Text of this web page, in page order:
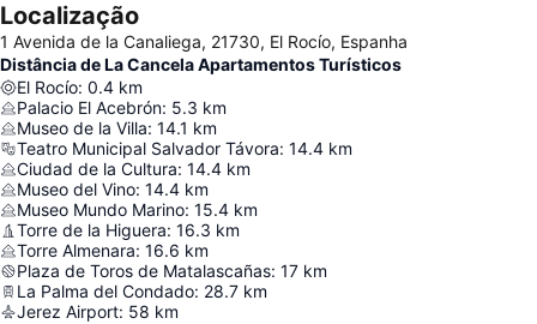
Localização
1 Avenida de la Canaliega, 21730, El Rocío, Espanha
Distância de La Cancela Apartamentos Turísticos
El Rocío: 0.4 km
Palacio El Acebrón: 5.3 km
Museo de la Villa: 14.1 km
Teatro Municipal Salvador Távora: 14.4 km
Ciudad de la Cultura: 14.4 km
Museo del Vino: 14.4 km
Museo Mundo Marino: 15.4 km
Torre de la Higuera: 16.3 km
Torre Almenara: 16.6 km
Plaza de Toros de Matalascañas: 17 km
La Palma del Condado: 28.7 km
Jerez Airport: 58 km